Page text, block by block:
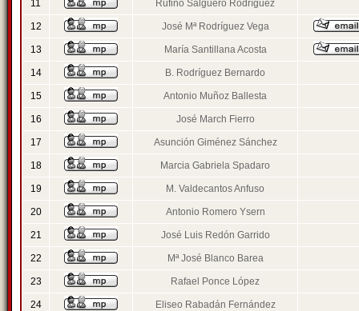
11 Rufino Salguero Rodríguez
12 José Mª Rodríguez Vega
13 María Santillana Acosta
14 B. Rodríguez Bernardo
15 Antonio Muñoz Ballesta
16 José March Fierro
17 Asunción Giménez Sánchez
18 Marcia Gabriela Spadaro
19 M. Valdecantos Anfuso
20 Antonio Romero Ysern
21 José Luis Redón Garrido
22 Mª José Blanco Barea
23 Rafael Ponce López
24 Eliseo Rabadán Fernández